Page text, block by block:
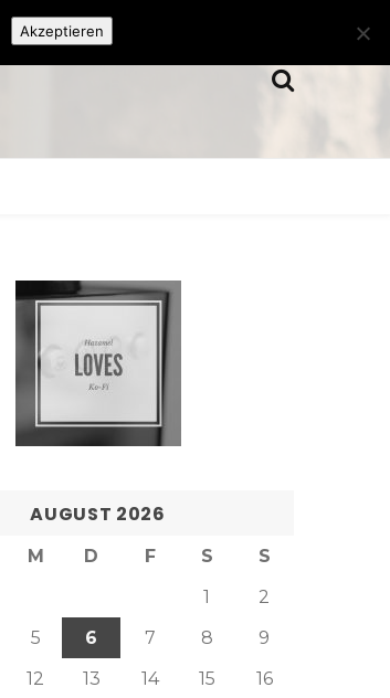
AUGUST 2026
M D F S
S
1
2
5 6 7 8
9
12 13 14 15
16
Akzeptieren